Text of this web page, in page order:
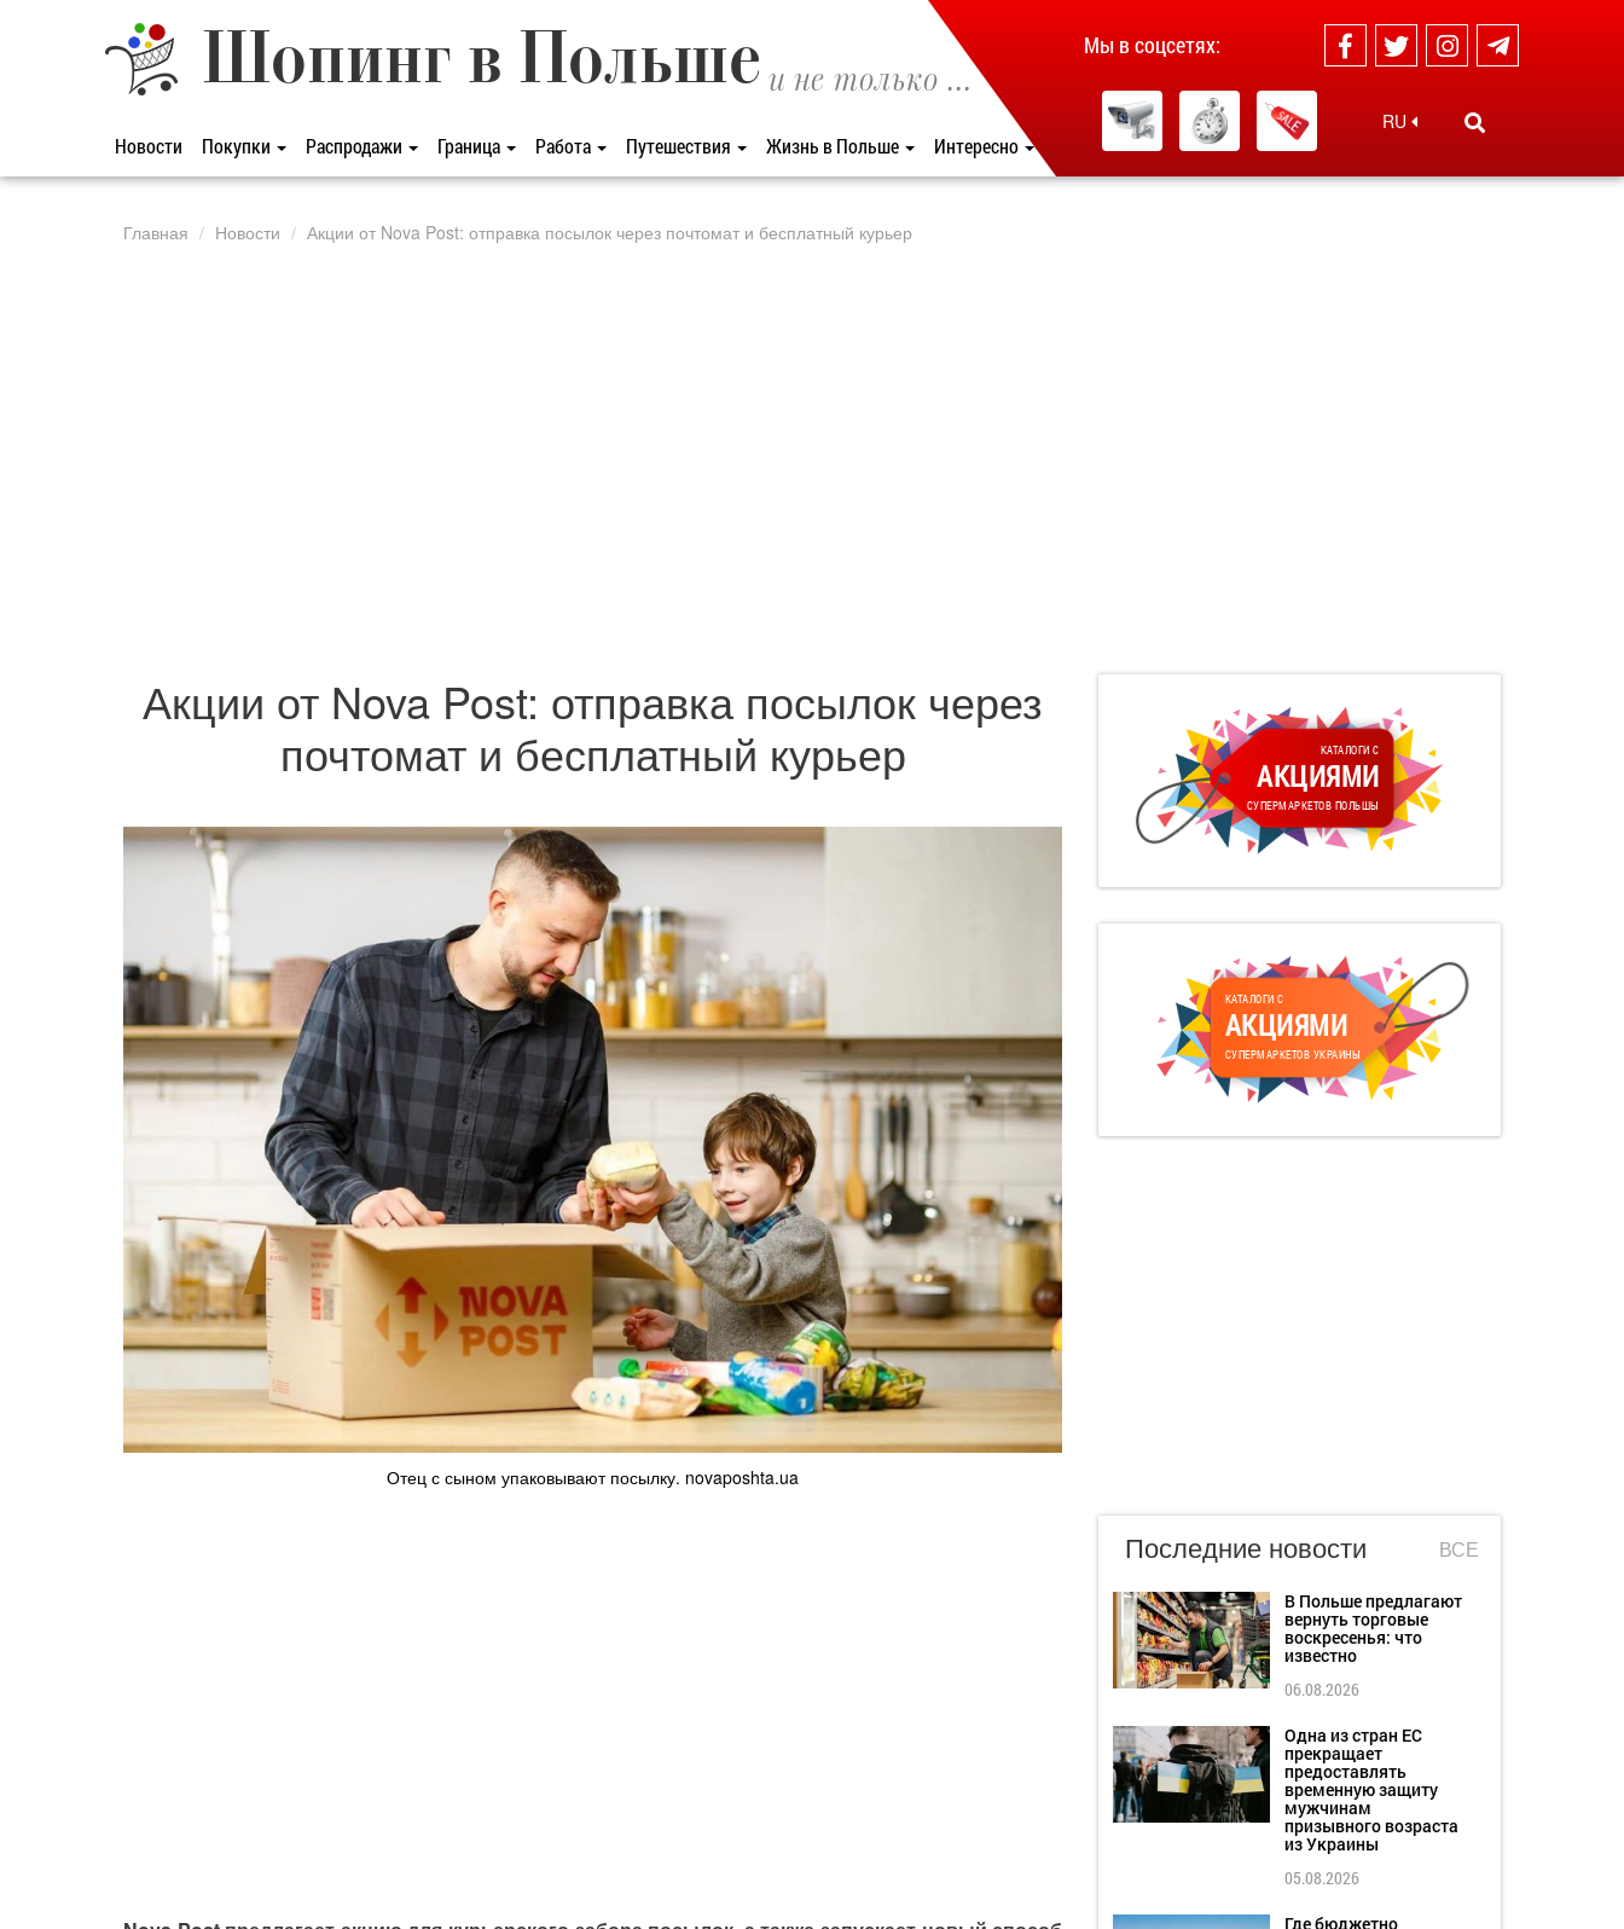
Шопинг в Польше и не только ...
Новости Покупки Распродажи Граница Работа Путешествия Жизнь в Польше Интересно
Мы в соцсетях:
RU
Главная Новости Акции от Nova Post: отправка посылок через почтомат и бесплатный курьер
Акции от Nova Post: отправка посылок через
почтомат и бесплатный курьер
Отец с сыном упаковывают посылку. novaposhta.ua
КАТАЛОГИ С
АКЦИЯМИ
СУПЕРМАРКЕТОВ ПОЛЬШЫ
КАТАЛОГИ С
АКЦИЯМИ
СУПЕРМАРКЕТОВ УКРАИНЫ
Последние новости ВСЕ
В Польше предлагают
вернуть торговые
воскресенья: что
известно
06.08.2026
Одна из стран ЕС
прекращает
предоставлять
временную защиту
мужчинам
призывного возраста
из Украины
05.08.2026
Где бюджетно